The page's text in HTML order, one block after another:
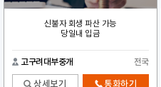
신불자 회생 파산 가능
당일내 입금
고구려대부중개 전국
상세보기 통화하기